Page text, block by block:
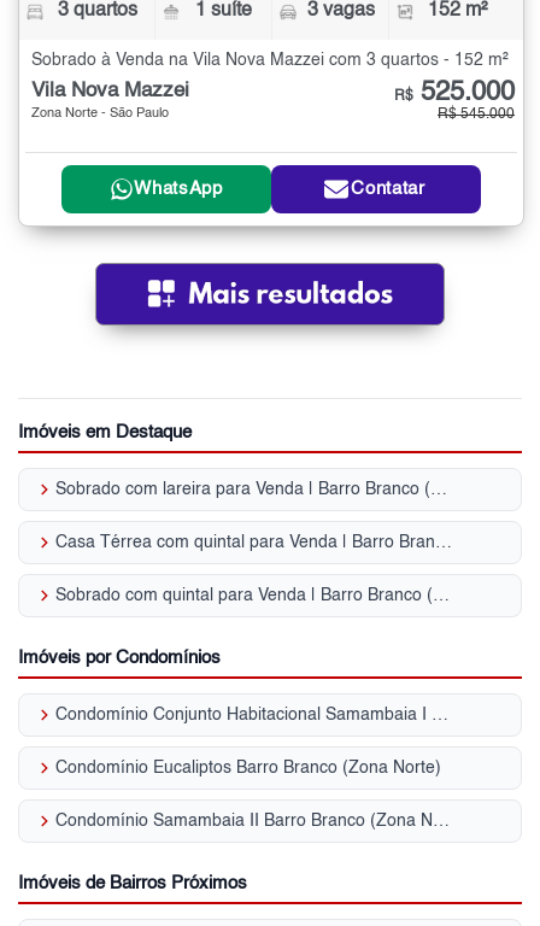
3 quartos 1 suíte 3 vagas 152 m²
Sobrado à Venda na Vila Nova Mazzei com 3 quartos - 152 m²
Vila Nova Mazzei
Zona Norte - São Paulo
R$ 525.000
R$ 545.000
WhatsApp Contatar
Imóveis em Destaque
keyboard_arrow_right Sobrado com lareira para Venda | Barro Branco (Zona Norte)
keyboard_arrow_right Casa Térrea com quintal para Venda | Barro Branco (Zona Norte)
keyboard_arrow_right Sobrado com quintal para Venda | Barro Branco (Zona Norte)
Imóveis por Condomínios
keyboard_arrow_right Condomínio Conjunto Habitacional Samambaia I Barro Branco (Zona Norte)
keyboard_arrow_right Condomínio Eucaliptos Barro Branco (Zona Norte)
keyboard_arrow_right Condomínio Samambaia II Barro Branco (Zona Norte)
Imóveis de Bairros Próximos